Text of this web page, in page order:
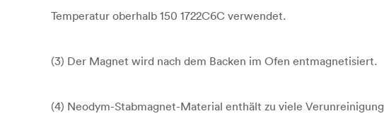
Temperatur oberhalb 150 1722C6C verwendet.
(3) Der Magnet wird nach dem Backen im Ofen entmagnetisiert.
(4) Neodym-Stabmagnet-Material enthält zu viele